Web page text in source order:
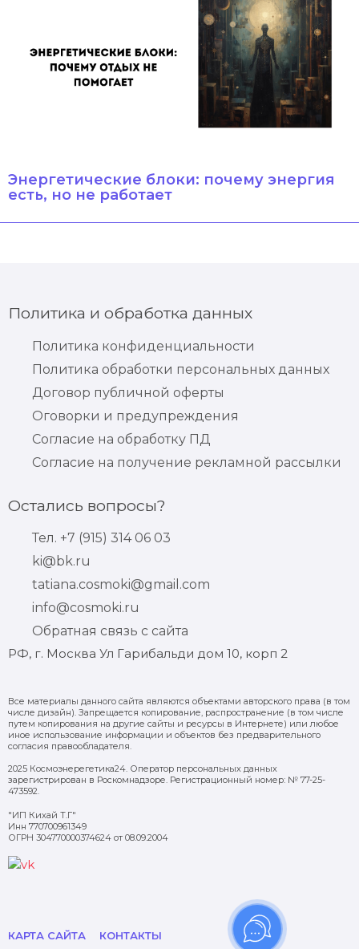
Энергетические блоки: почему энергия
есть, но не работает
Политика и обработка данных
Политика конфиденциальности
Политика обработки персональных данных
Договор публичной оферты
Оговорки и предупреждения
Согласие на обработку ПД
Согласие на получение рекламной рассылки
Остались вопросы?
Тел. +7 (915) 314 06 03
ki@bk.ru
tatiana.cosmoki@gmail.com
info@cosmoki.ru
Обратная связь с сайта
РФ, г. Москва Ул Гарибальди дом 10, корп 2
Все материалы данного сайта являются объектами авторского права (в том
числе дизайн). Запрещается копирование, распространение (в том числе
путем копирования на другие сайты и ресурсы в Интернете) или любое
иное использование информации и объектов без предварительного
согласия правообладателя.
2025 Космоэнерегетика24. Оператор персональных данных
зарегистрирован в Роскомнадзоре. Регистрационный номер: № 77-25-
473592.
"ИП Кихай Т.Г"
Инн 770700961349
ОГРН 304770000374624 от 08.09.2004
КАРТА САЙТА
КОНТАКТЫ